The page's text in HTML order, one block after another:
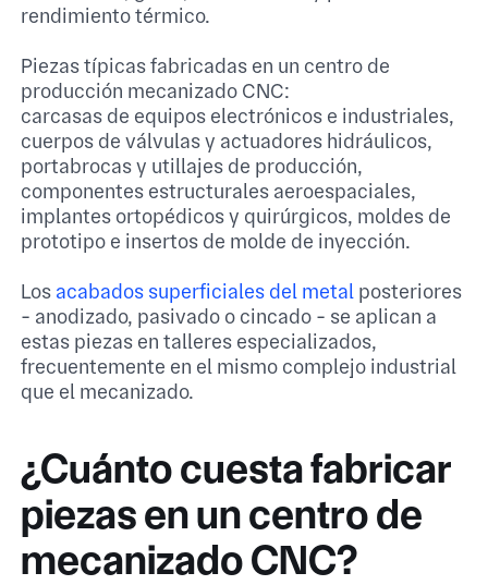
rendimiento térmico.
Piezas típicas fabricadas en un centro de
producción mecanizado CNC:
carcasas de equipos electrónicos e industriales,
cuerpos de válvulas y actuadores hidráulicos,
portabrocas y utillajes de producción,
componentes estructurales aeroespaciales,
implantes ortopédicos y quirúrgicos, moldes de
prototipo e insertos de molde de inyección.
Los acabados superficiales del metal posteriores
- anodizado, pasivado o cincado - se aplican a
estas piezas en talleres especializados,
frecuentemente en el mismo complejo industrial
que el mecanizado.
¿Cuánto cuesta fabricar
piezas en un centro de
mecanizado CNC?